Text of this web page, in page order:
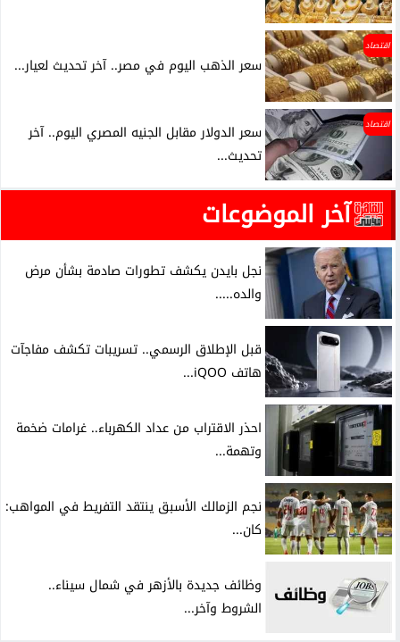
اقتصاد
سعر الذهب اليوم في مصر.. آخر تحديث لعيار...
اقتصاد
سعر الدولار مقابل الجنيه المصري اليوم.. آخر
تحديث...
آخر الموضوعات
نجل بايدن يكشف تطورات صادمة بشأن مرض
والده.....
قبل الإطلاق الرسمي.. تسريبات تكشف مفاجآت
هاتف iQOO...
احذر الاقتراب من عداد الكهرباء.. غرامات ضخمة
وتهمة...
نجم الزمالك الأسبق ينتقد التفريط في المواهب:
كان...
وظائف جديدة بالأزهر في شمال سيناء..
الشروط وآخر...